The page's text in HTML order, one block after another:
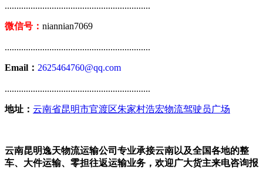
..............................................................
微信号： niannian7069
..............................................................
Email： 2625464760@qq.com
..............................................................
地址： 云南省昆明市官渡区朱家村浩宏物流驾驶员广场
云南昆明逸天物流运输公司专业承接云南以及全国各地的整
车、大件运输、零担往返运输业务，欢迎广大货主来电咨询报